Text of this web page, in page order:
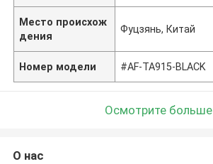
Место происхож
дения
Фуцзянь, Китай
Номер модели #AF-TA915-BLACK
Осмотрите больше
О нас